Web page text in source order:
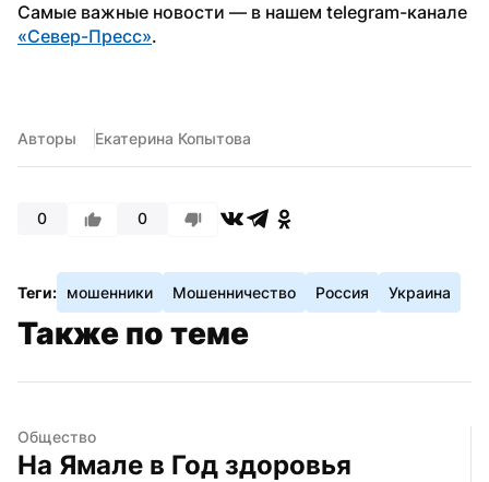
«Север-Пресс».
Авторы Екатерина Копытова
0 0
Теги: мошенники Мошенничество Россия Украина
Также по теме
Общество
На Ямале в Год здоровья